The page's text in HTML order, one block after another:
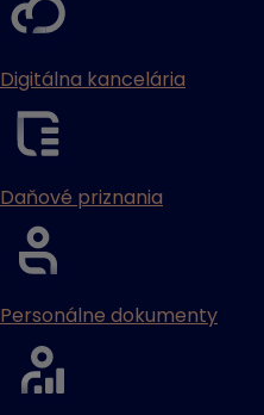
Digitálna kancelária
Daňové priznania
Personálne dokumenty